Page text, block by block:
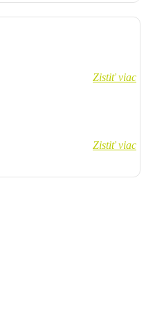
Zistiť viac
Zistiť viac